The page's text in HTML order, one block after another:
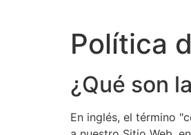
Política
¿Qué son
En inglés, el término